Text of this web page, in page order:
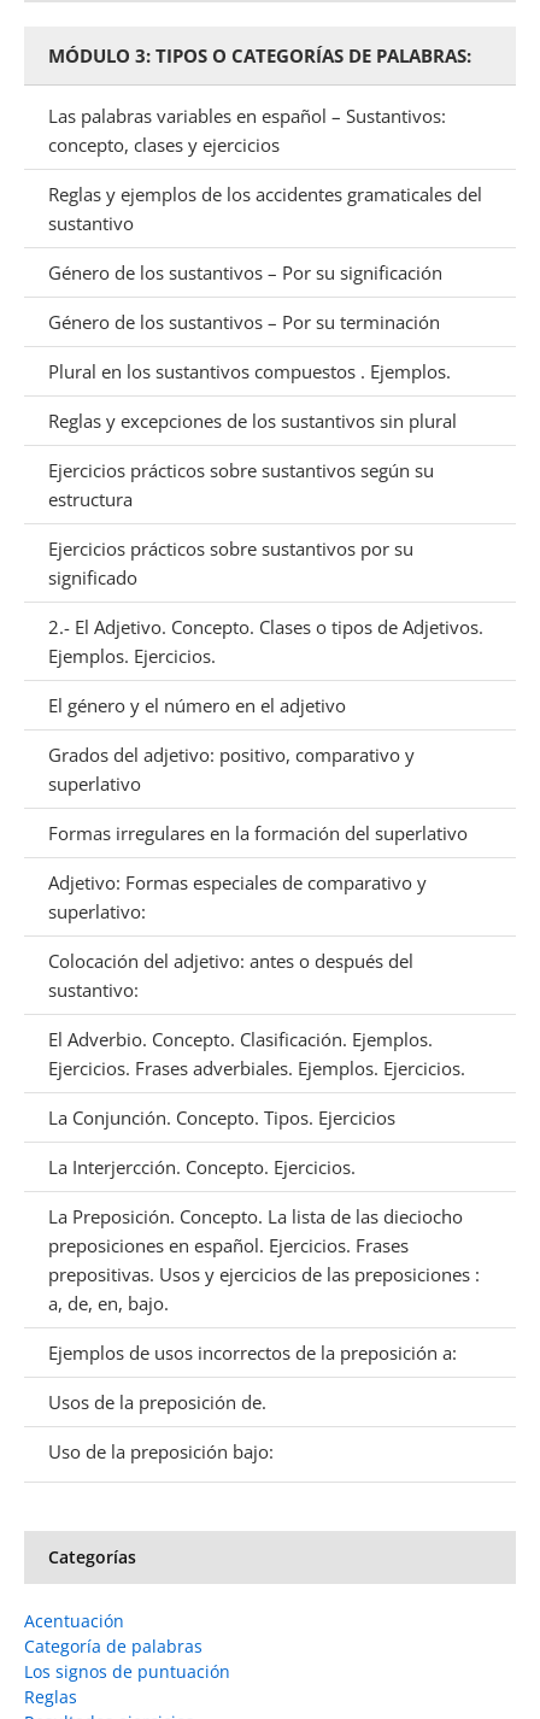
MÓDULO 3: TIPOS O CATEGORÍAS DE PALABRAS:
Las palabras variables en español – Sustantivos:
concepto, clases y ejercicios
Reglas y ejemplos de los accidentes gramaticales del
sustantivo
Género de los sustantivos – Por su significación
Género de los sustantivos – Por su terminación
Plural en los sustantivos compuestos . Ejemplos.
Reglas y excepciones de los sustantivos sin plural
Ejercicios prácticos sobre sustantivos según su
estructura
Ejercicios prácticos sobre sustantivos por su
significado
2.- El Adjetivo. Concepto. Clases o tipos de Adjetivos.
Ejemplos. Ejercicios.
El género y el número en el adjetivo
Grados del adjetivo: positivo, comparativo y
superlativo
Formas irregulares en la formación del superlativo
Adjetivo: Formas especiales de comparativo y
superlativo:
Colocación del adjetivo: antes o después del
sustantivo:
El Adverbio. Concepto. Clasificación. Ejemplos.
Ejercicios. Frases adverbiales. Ejemplos. Ejercicios.
La Conjunción. Concepto. Tipos. Ejercicios
La Interjercción. Concepto. Ejercicios.
La Preposición. Concepto. La lista de las dieciocho
preposiciones en español. Ejercicios. Frases
prepositivas. Usos y ejercicios de las preposiciones :
a, de, en, bajo.
Ejemplos de usos incorrectos de la preposición a:
Usos de la preposición de.
Uso de la preposición bajo:
Categorías
Acentuación
Categoría de palabras
Los signos de puntuación
Reglas